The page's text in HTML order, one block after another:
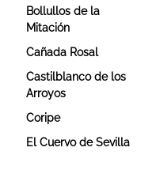
Bollullos de la
Mitación
Cañada Rosal
Castilblanco de los
Arroyos
Coripe
El Cuervo de Sevilla